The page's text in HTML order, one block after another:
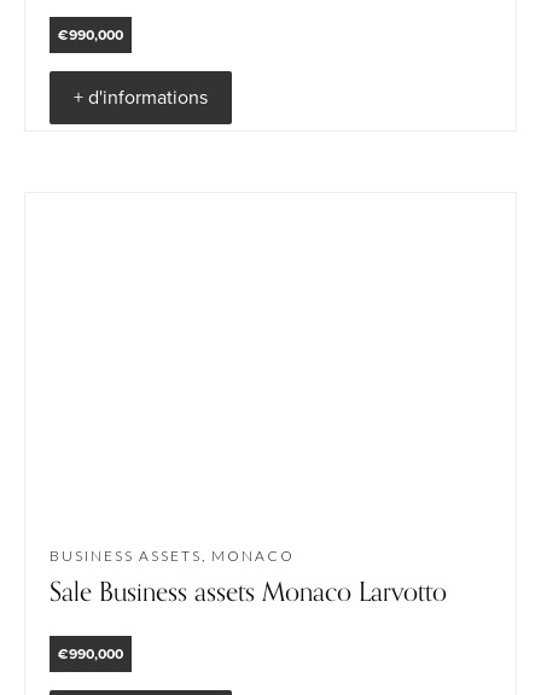
€990,000
+ d'informations
BUSINESS ASSETS, MONACO
Sale Business assets Monaco Larvotto
€990,000